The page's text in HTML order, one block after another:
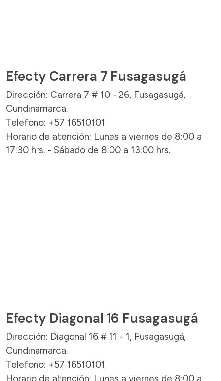
Efecty Carrera 7 Fusagasugá
Dirección: Carrera 7 # 10 - 26, Fusagasugá,
Cundinamarca.
Telefono: +57 16510101
Horario de atención: Lunes a viernes de 8:00 a
17:30 hrs. - Sábado de 8:00 a 13:00 hrs.
Efecty Diagonal 16 Fusagasugá
Dirección: Diagonal 16 # 11 - 1, Fusagasugá,
Cundinamarca.
Telefono: +57 16510101
Horario de atención: Lunes a viernes de 8:00 a